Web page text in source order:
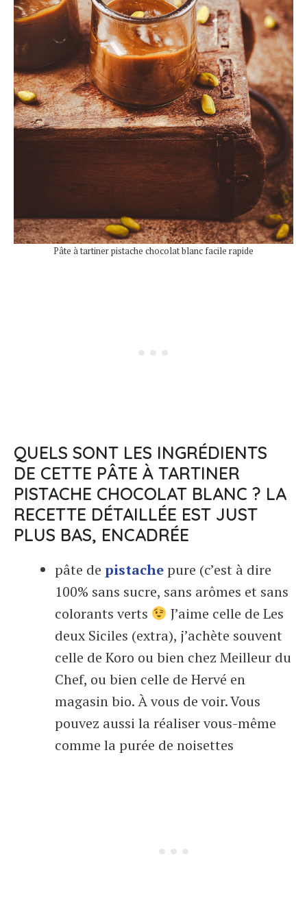
Pâte à tartiner pistache chocolat blanc facile rapide
QUELS SONT LES INGRÉDIENTS
DE CETTE PÂTE À TARTINER
PISTACHE CHOCOLAT BLANC ? LA
RECETTE DÉTAILLÉE EST JUST
PLUS BAS, ENCADRÉE
pâte de pistachepure (c’est à dire
100% sans sucre, sans arômes et sans
colorants verts
J’aime celle de Les
deux Siciles (extra), j’achète souvent
celle de Koro ou bien chez Meilleur du
Chef, ou bien celle de Hervé en
magasin bio. À vous de voir. Vous
pouvez aussi la réaliser vous-même
comme la purée de noisettes